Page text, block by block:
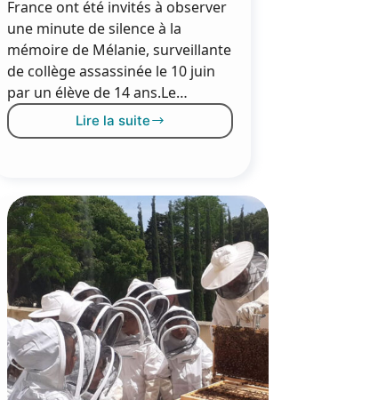
France ont été invités à observer
une minute de silence à la
mémoire de Mélanie, surveillante
de collège assassinée le 10 juin
par un élève de 14 ans.Le…
Lire la suite
Hommage
de
collège
poignardée